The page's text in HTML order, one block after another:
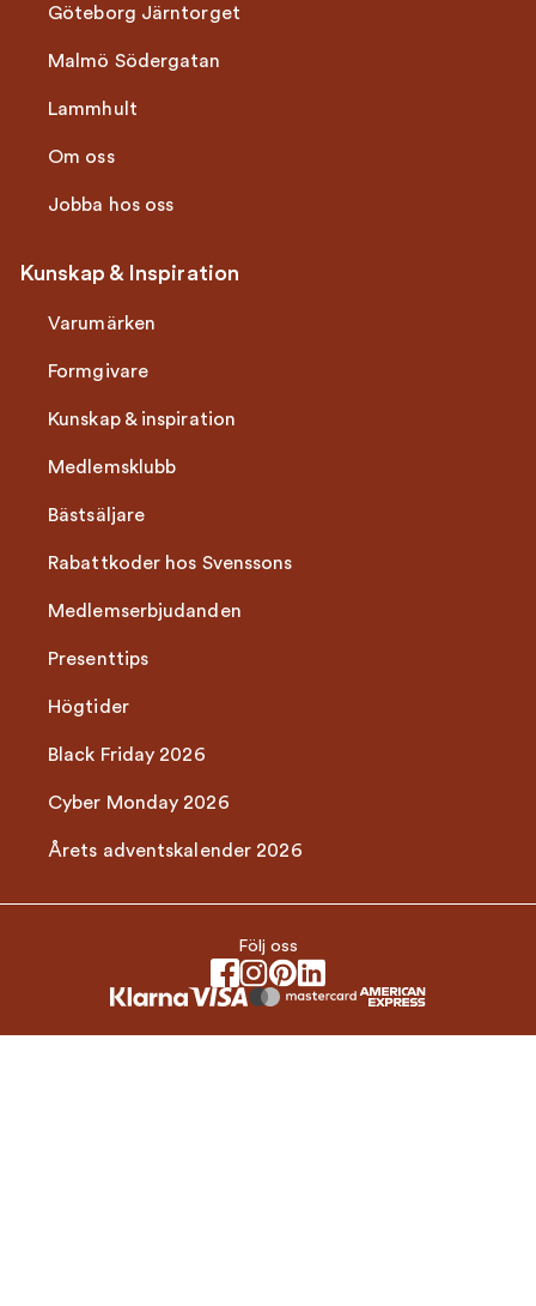
Göteborg Järntorget
Malmö Södergatan
Lammhult
Om oss
Jobba hos oss
Kunskap & Inspiration
Varumärken
Formgivare
Kunskap & inspiration
Medlemsklubb
Bästsäljare
Rabattkoder hos Svenssons
Medlemserbjudanden
Presenttips
Högtider
Black Friday 2026
Cyber Monday 2026
Årets adventskalender 2026
Följ oss